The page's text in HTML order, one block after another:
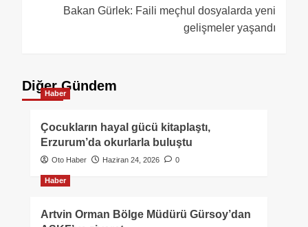
Bakan Gürlek: Faili meçhul dosyalarda yeni
gelişmeler yaşandı
Diğer Gündem
Haber
Çocukların hayal gücü kitaplaştı,
Erzurum’da okurlarla buluştu
Oto Haber Haziran 24, 2026 0
Haber
Artvin Orman Bölge Müdürü Gürsoy’dan